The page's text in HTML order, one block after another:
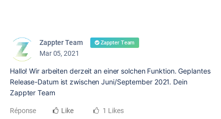
Zappter Team Zappter Team
Mar 05, 2021
Hallo! Wir arbeiten derzeit an einer solchen Funktion. Geplantes
Release-Datum ist zwischen Juni/September 2021. Dein
Zappter Team
Réponse Like 1 Likes